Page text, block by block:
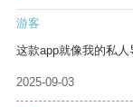
游客
这款app就像我的私人
2025-09-03